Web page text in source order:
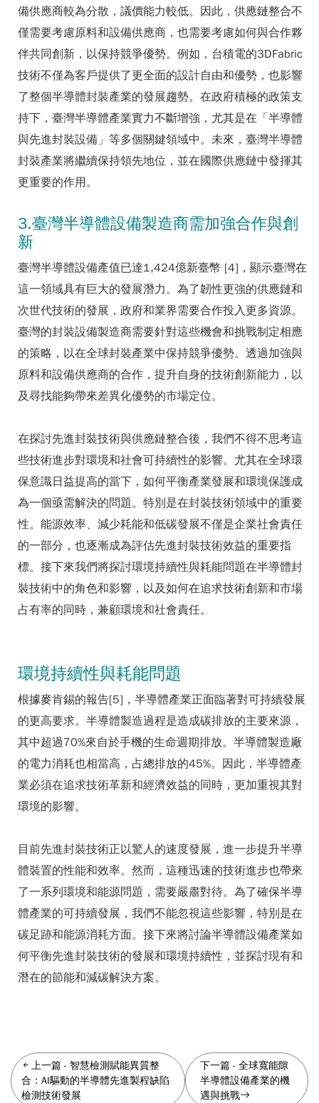
備供應商較為分散，議價能力較低。因此，供應鏈整合不
僅需要考慮原料和設備供應商，也需要考慮如何與合作夥
伴共同創新，以保持競爭優勢。例如，台積電的3DFabric
技術不僅為客戶提供了更全面的設計自由和優勢，也影響
了整個半導體封裝產業的發展趨勢。在政府積極的政策支
持下，臺灣半導體產業實力不斷增強，尤其是在「半導體
與先進封裝設備」等多個關鍵領域中。未來，臺灣半導體
封裝產業將繼續保持領先地位，並在國際供應鏈中發揮其
更重要的作用。
3.臺灣半導體設備製造商需加強合作與創
新
臺灣半導體設備產值已達1,424億新臺幣 [4]，顯示臺灣在
這一領域具有巨大的發展潛力。為了韌性更強的供應鏈和
次世代技術的發展，政府和業界需要合作投入更多資源。
臺灣的封裝設備製造商需要針對這些機會和挑戰制定相應
的策略，以在全球封裝產業中保持競爭優勢。透過加強與
原料和設備供應商的合作，提升自身的技術創新能力，以
及尋找能夠帶來差異化優勢的市場定位。
在探討先進封裝技術與供應鏈整合後，我們不得不思考這
些技術進步對環境和社會可持續性的影響。尤其在全球環
保意識日益提高的當下，如何平衡產業發展和環境保護成
為一個亟需解決的問題。特別是在封裝技術領域中的重要
性。能源效率、減少耗能和低碳發展不僅是企業社會責任
的一部分，也逐漸成為評估先進封裝技術效益的重要指
標。接下來我們將探討環境持續性與耗能問題在半導體封
裝技術中的角色和影響，以及如何在追求技術創新和市場
占有率的同時，兼顧環境和社會責任。
環境持續性與耗能問題
根據麥肯錫的報告[5]，半導體產業正面臨著對可持續發展
的更高要求。半導體製造過程是造成碳排放的主要來源，
其中超過70%來自於手機的生命週期排放。半導體製造廠
的電力消耗也相當高，占總排放的45%。因此，半導體產
業必須在追求技術革新和經濟效益的同時，更加重視其對
環境的影響。
目前先進封裝技術正以驚人的速度發展，進一步提升半導
體裝置的性能和效率。然而，這種迅速的技術進步也帶來
了一系列環境和能源問題，需要嚴肅對待。為了確保半導
體產業的可持續發展，我們不能忽視這些影響，特別是在
碳足跡和能源消耗方面。接下來將討論半導體設備產業如
何平衡先進封裝技術的發展和環境持續性，並探討現有和
潛在的節能和減碳解決方案。
上一篇 - 智慧檢測賦能異質整
合：AI驅動的半導體先進製程缺陷
檢測技術發展
下一篇- 全球寬能隙
半導體設備產業的機
遇與挑戰